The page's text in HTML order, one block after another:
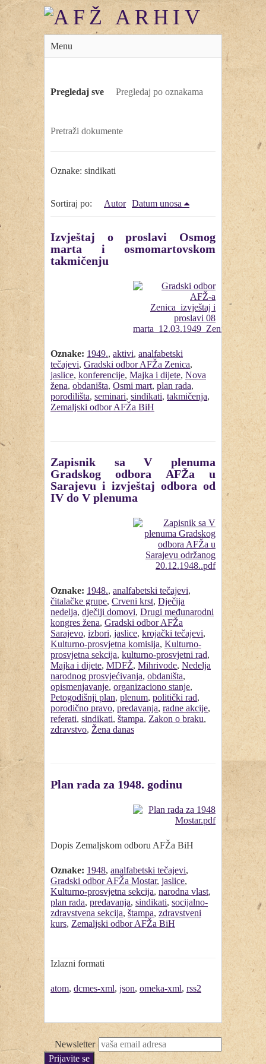
Menu
Pregledaj sve Pregledaj po oznakama
Pretraži dokumente
Oznake: sindikati
Sortiraj po: Autor Datum unosa
Izvještaj o proslavi Osmog
marta i osmomartovskom
takmičenju
Oznake: 1949., aktivi, analfabetski
tečajevi, Gradski odbor AFŽa Zenica,
jaslice, konferencije, Majka i dijete, Nova
žena, obdaništa, Osmi mart, plan rada,
porodilišta, seminari, sindikati, takmičenja,
Zemaljski odbor AFŽa BiH
Zapisnik sa V plenuma
Gradskog odbora AFŽa u
Sarajevu i izvještaj odbora od
IV do V plenuma
Oznake: 1948., analfabetski tečajevi,
čitalačke grupe, Crveni krst, Dječija
nedelja, dječiji domovi, Drugi međunarodni
kongres žena, Gradski odbor AFŽa
Sarajevo, izbori, jaslice, krojački tečajevi,
Kulturno-prosvjetna komisija, Kulturno-
prosvjetna sekcija, kulturno-prosvjetni rad,
Majka i dijete, MDFŽ, Mihrivode, Nedelja
narodnog prosvjećivanja, obdaništa,
opismenjavanje, organizaciono stanje,
Petogodišnji plan, plenum, politički rad,
porodično pravo, predavanja, radne akcije,
referati, sindikati, štampa, Zakon o braku,
zdravstvo, Žena danas
Plan rada za 1948. godinu
Dopis Zemaljskom odboru AFŽa BiH
Oznake: 1948, analfabetski tečajevi,
Gradski odbor AFŽa Mostar, jaslice,
Kulturno-prosvjetna sekcija, narodna vlast,
plan rada, predavanja, sindikati, socijalno-
zdravstvena sekcija, štampa, zdravstveni
kurs, Zemaljski odbor AFŽa BiH
Izlazni formati
atom, dcmes-xml, json, omeka-xml, rss2
Newsletter